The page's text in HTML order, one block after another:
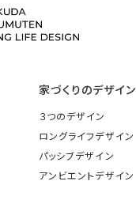
家づくりのデザイン
３つのデザイン
ロングライフデザイン
パッシブデザイン
アンビエントデザイン